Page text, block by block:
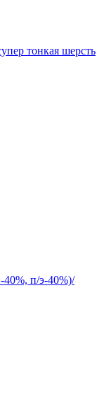
тонкая шерсть
п/э-40%)/